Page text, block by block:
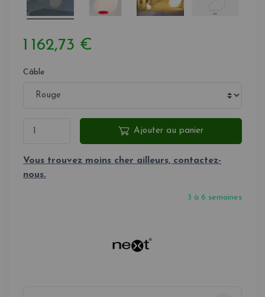
1 162,73 €
Câble
Ajouter au panier
Vous trouvez moins cher ailleurs, contactez-
nous.
3 à 6 semaines